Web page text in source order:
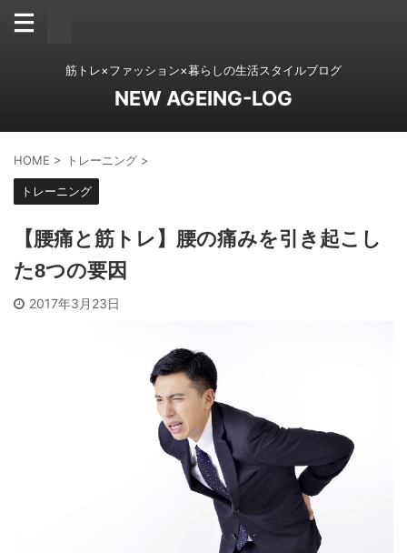
筋トレ×ファッション×暮らしの生活スタイルブログ
NEW AGEING-LOG
HOME > トレーニング >
トレーニング
【腰痛と筋トレ】腰の痛みを引き起こし
た8つの要因
2017年3月23日